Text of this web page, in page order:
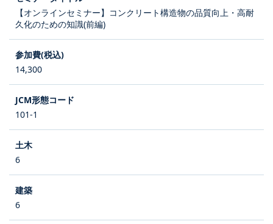
【オンラインセミナー】コンクリート構造物の品質向上・高耐
久化のための知識(前編)
14,300
101-1
6
6